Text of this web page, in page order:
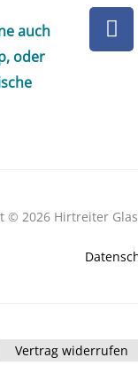
auch
oder
F
a
c
© 2026 Hirtreiter
Vertrag widerrufen